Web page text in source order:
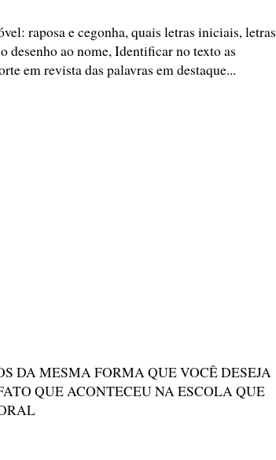
raposa e cegonha, quais letras iniciais, letras
desenho ao nome, Identificar no texto as
em revista das palavras em destaque...
DA MESMA FORMA QUE VOCÊ DESEJA
QUE ACONTECEU NA ESCOLA QUE